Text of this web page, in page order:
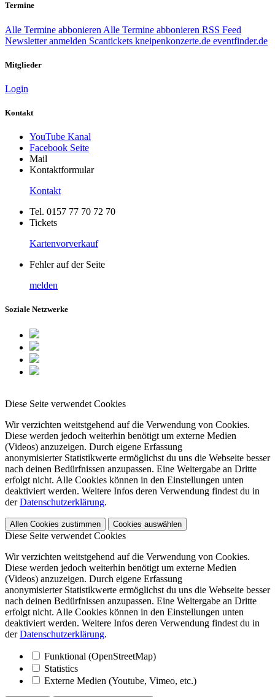
Termine
Alle Termine abbonieren Alle Termine abbonieren RSS Feed
Newsletter anmelden Scantickets kneipenkonzerte.de eventfinder.de
Mitglieder
Login
Kontakt
YouTube Kanal
Facebook Seite
Mail
Kontaktformular
Kontakt
Tel. 0157 77 70 72 70
Tickets
Kartenvorverkauf
Fehler auf der Seite
melden
Soziale Netzwerke
Diese Seite verwendet Cookies
Wir verzichten weitstgehend auf die Verwendung von Cookies.
Diese werden jedoch weiterhin benötigt um externe Medien
(Videos) anzuzeigen. Durch eigene Erfassung
anonymisierter Statistikwerte ermöglichst du uns die Webseite besser
nach deinen Bedürfnissen anzupassen. Eine Weitergabe an Dritte
erfolgt nicht. Alle Cookies können in den Einstellungen unten
deaktiviert werden. Weitere Infos deren Verwendung findest du in
derDatenschutzerklärung.
Allen Cookies zustimmen Cookies auswählen
Diese Seite verwendet Cookies
Wir verzichten weitstgehend auf die Verwendung von Cookies.
Diese werden jedoch weiterhin benötigt um externe Medien
(Videos) anzuzeigen. Durch eigene Erfassung
anonymisierter Statistikwerte ermöglichst du uns die Webseite besser
nach deinen Bedürfnissen anzupassen. Eine Weitergabe an Dritte
erfolgt nicht. Alle Cookies können in den Einstellungen unten
deaktiviert werden. Weitere Infos deren Verwendung findest du in
derDatenschutzerklärung.
Funktional (OpenStreetMap)
Statistics
Externe Medien (Youtube, Vimeo, etc.)